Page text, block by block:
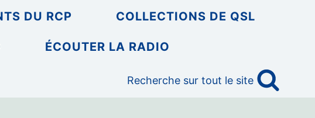
DU RCP COLLECTIONS DE QSL
ÉCOUTER LA RADIO
Recherche sur tout le site